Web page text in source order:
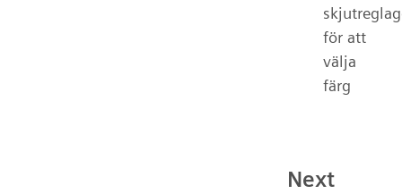
för att
välja
färg
Next